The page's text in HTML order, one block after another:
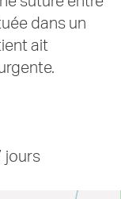
dans un
ait
jours